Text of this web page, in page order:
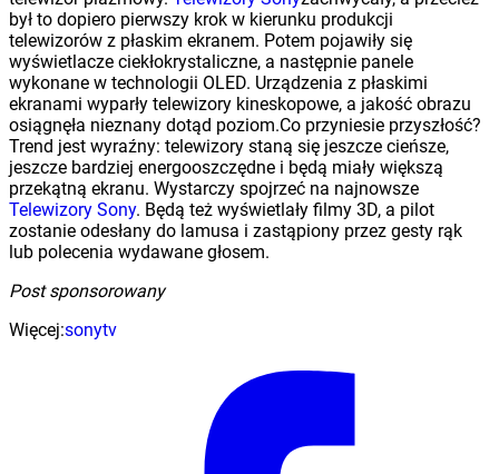
był to dopiero pierwszy krok w kierunku produkcji
telewizorów z płaskim ekranem. Potem pojawiły się
wyświetlacze ciekłokrystaliczne, a następnie panele
wykonane w technologii OLED. Urządzenia z płaskimi
ekranami wyparły telewizory kineskopowe, a jakość obrazu
osiągnęła nieznany dotąd poziom.Co przyniesie przyszłość?
Trend jest wyraźny: telewizory staną się jeszcze cieńsze,
jeszcze bardziej energooszczędne i będą miały większą
przekątną ekranu. Wystarczy spojrzeć na najnowsze
Telewizory Sony. Będą też wyświetlały filmy 3D, a pilot
zostanie odesłany do lamusa i zastąpiony przez gesty rąk
lub polecenia wydawane głosem.
Post sponsorowany
Więcej:sonytv